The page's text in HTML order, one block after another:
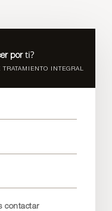
porti?
INTEGRAL
contactar